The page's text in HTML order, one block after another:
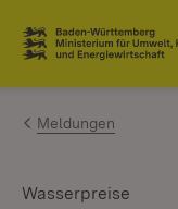
Zum Inhalt
Link zur
Meldungen
Wasserpreise